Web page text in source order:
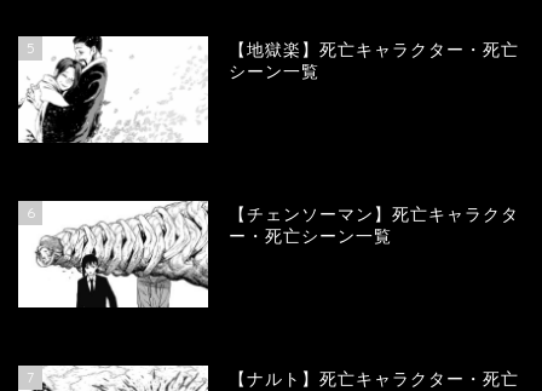
5
【地獄楽】死亡キャラクター・死亡
シーン一覧
6
【チェンソーマン】死亡キャラクタ
ー・死亡シーン一覧
7
【ナルト】死亡キャラクター・死亡